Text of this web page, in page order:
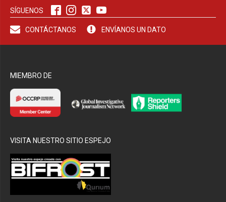
SÍGUENOS
CONTÁCTANOS ENVÍANOS UN DATO
MIEMBRO DE
VISITA NUESTRO SITIO ESPEJO